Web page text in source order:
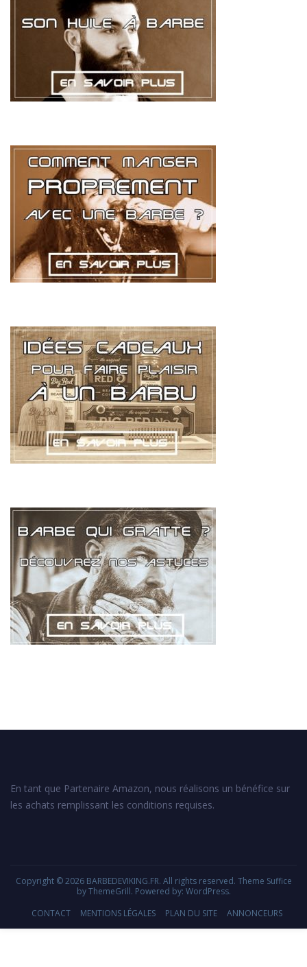
En tant que Partenaire Amazon, nous réalisons un bénéfice sur
les achats remplissant les conditions requises.
Copyright © 2026 BARBEDEVIKING.FR. All rights reserved. Theme Suffice
by ThemeGrill. Powered by: WordPress.
CONTACT
MENTIONS LÉGALES PLAN DU SITE ANNONCEURS